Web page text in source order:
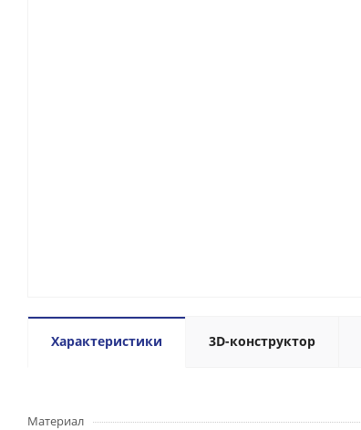
Характеристики 3D-конструктор
Материал